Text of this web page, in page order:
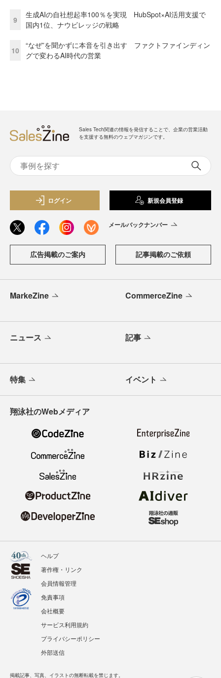
9
生成AIの自社想起率100％を実現 HubSpot×AI活用支援で
国内1位、ナウビレッジの戦略
10
“なぜ”を聞かずに本音を引き出す ファクトファインディン
グで変わるAI時代の営業
Sales Tech関連の情報を発信することで、企業の営業活動
を支援する無料のウェブマガジンです。
ログイン 新規会員登録
メールバックナンバー
広告掲載のご案内 記事掲載のご依頼
MarkeZine CommerceZine
ニュース 記事
特集 イベント
翔泳社のWebメディア
ヘルプ
著作権・リンク
会員情報管理
免責事項
会社概要
サービス利用規約
プライバシーポリシー
外部送信
掲載記事、写真、イラストの無断転載を禁じます。